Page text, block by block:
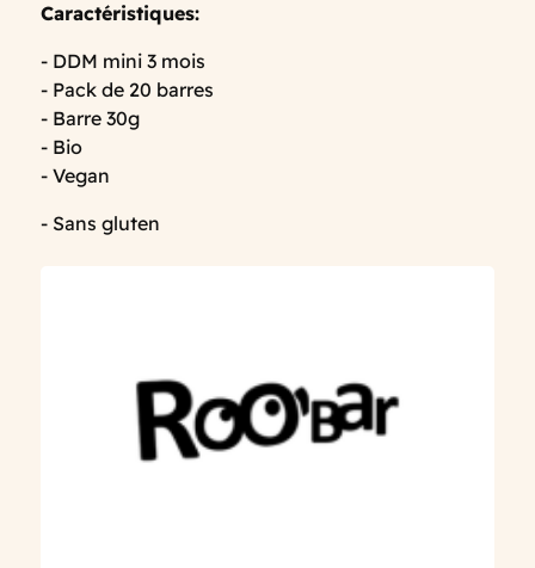
Caractéristiques:
- DDM mini 3 mois
- Pack de 20 barres
- Barre 30g
- Bio
- Vegan
- Sans gluten